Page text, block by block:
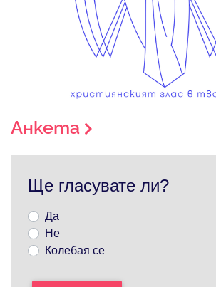
Анкета
Ще гласувате ли?
Да
Не
Колебая се